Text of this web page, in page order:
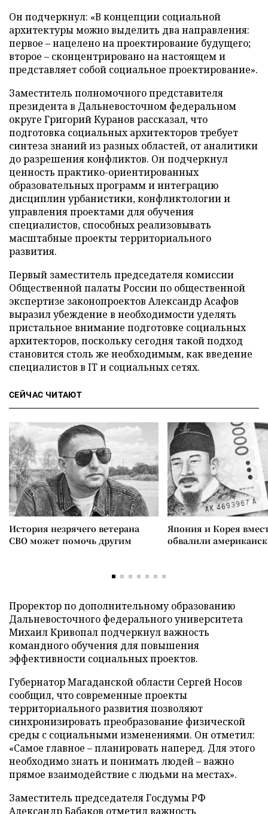
Он подчеркнул: «В концепции социальной
архитектуры можно выделить два направления:
первое – нацелено на проектирование будущего;
второе – сконцентрировано на настоящем и
представляет собой социальное проектирование».
Заместитель полномочного представителя
президента в Дальневосточном федеральном
округе Григорий Куранов рассказал, что
подготовка социальных архитекторов требует
синтеза знаний из разных областей, от аналитики
до разрешения конфликтов. Он подчеркнул
ценность практико-ориентированных
образовательных программ и интеграцию
дисциплин урбанистики, конфликтологии и
управления проектами для обучения
специалистов, способных реализовывать
масштабные проекты территориального
развития.
Первый заместитель председателя комиссии
Общественной палаты России по общественной
экспертизе законопроектов Александр Асафов
выразил убеждение в необходимости уделять
пристальное внимание подготовке социальных
архитекторов, поскольку сегодня такой подход
становится столь же необходимым, как введение
специалистов в IT и социальных сетях.
СЕЙЧАС ЧИТАЮТ
История незрячего ветерана
СВО может помочь другим
Япония и Корея
обвалили
Проректор по дополнительному образованию
Дальневосточного федерального университета
Михаил Кривопал подчеркнул важность
командного обучения для повышения
эффективности социальных проектов.
Губернатор Магаданской области Сергей Носов
сообщил, что современные проекты
территориального развития позволяют
синхронизировать преобразование физической
среды с социальными изменениями. Он отметил:
«Самое главное – планировать наперед. Для этого
необходимо знать и понимать людей – важно
прямое взаимодействие с людьми на местах».
Заместитель председателя Госдумы РФ
Александр Бабаков отметил важность